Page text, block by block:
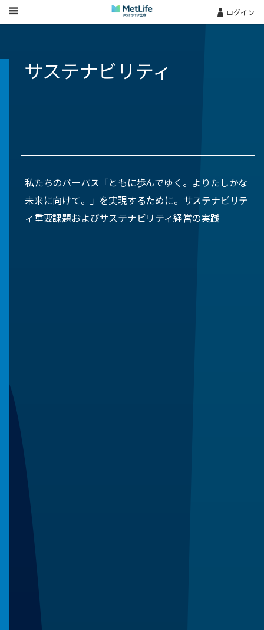
Skip Navigation ログイン
サステナビリティ
私たちのパーパス「ともに歩んでゆく。よりたしかな
未来に向けて。」を実現するために。サステナビリテ
ィ重要課題およびサステナビリティ経営の実践